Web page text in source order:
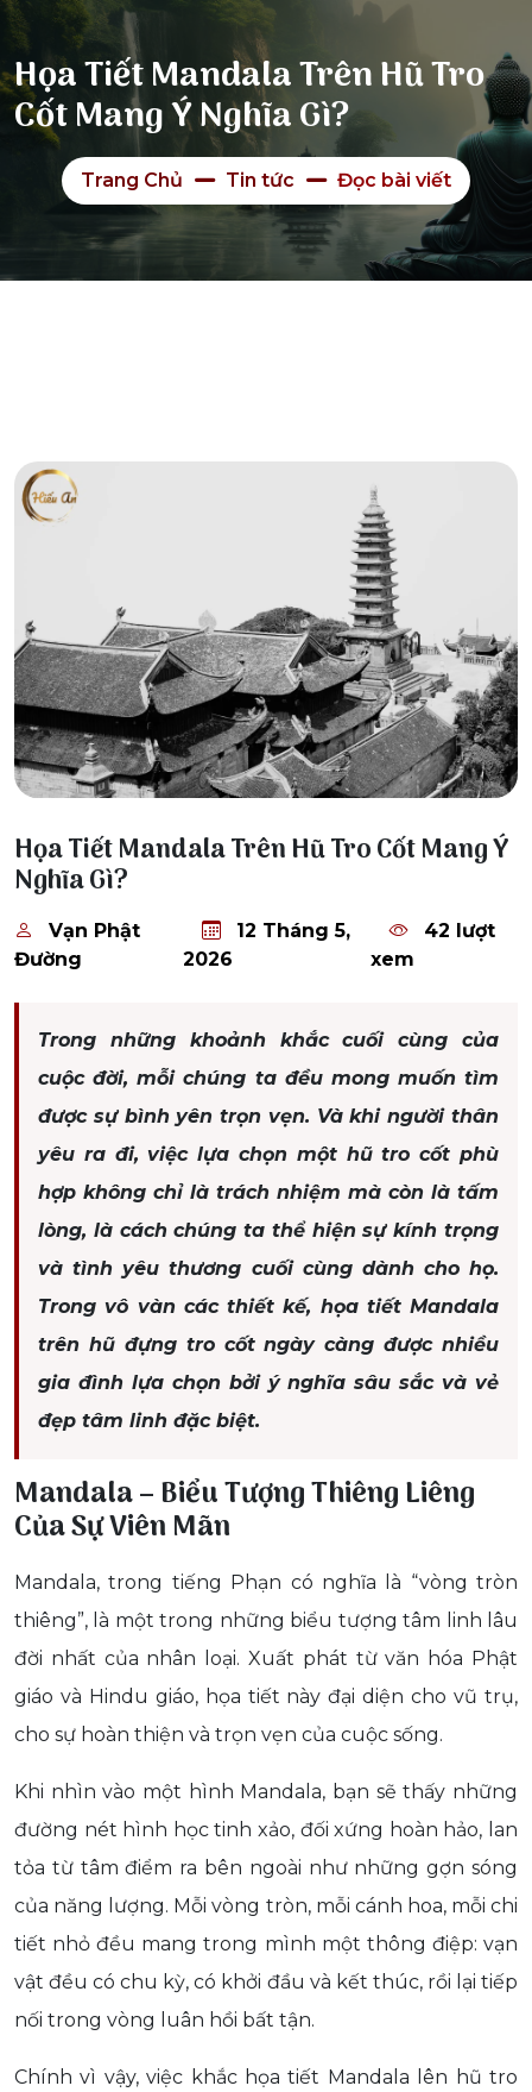
Họa Tiết Mandala Trên Hũ Tro
Cốt Mang Ý Nghĩa Gì?
Trang Chủ Tin tức Đọc bài viết
Họa Tiết Mandala Trên Hũ Tro Cốt Mang Ý
Nghĩa Gì?
Vạn Phật
Đường
12 Tháng 5,
2026
42 lượt
xem
Trong những khoảnh khắc cuối cùng của
cuộc đời, mỗi chúng ta đều mong muốn tìm
được sự bình yên trọn vẹn. Và khi người thân
yêu ra đi, việc lựa chọn một hũ tro cốt phù
hợp không chỉ là trách nhiệm mà còn là tấm
lòng, là cách chúng ta thể hiện sự kính trọng
và tình yêu thương cuối cùng dành cho họ.
Trong vô vàn các thiết kế, họa tiết Mandala
trên hũ đựng tro cốt ngày càng được nhiều
gia đình lựa chọn bởi ý nghĩa sâu sắc và vẻ
đẹp tâm linh đặc biệt.
Mandala – Biểu Tượng Thiêng Liêng
Của Sự Viên Mãn
Mandala, trong tiếng Phạn có nghĩa là “vòng tròn
thiêng”, là một trong những biểu tượng tâm linh lâu
đời nhất của nhân loại. Xuất phát từ văn hóa Phật
giáo và Hindu giáo, họa tiết này đại diện cho vũ trụ,
cho sự hoàn thiện và trọn vẹn của cuộc sống.
Khi nhìn vào một hình Mandala, bạn sẽ thấy những
đường nét hình học tinh xảo, đối xứng hoàn hảo, lan
tỏa từ tâm điểm ra bên ngoài như những gợn sóng
của năng lượng. Mỗi vòng tròn, mỗi cánh hoa, mỗi chi
tiết nhỏ đều mang trong mình một thông điệp: vạn
vật đều có chu kỳ, có khởi đầu và kết thúc, rồi lại tiếp
nối trong vòng luân hồi bất tận.
Chính vì vậy, việc khắc họa tiết Mandala lên hũ tro